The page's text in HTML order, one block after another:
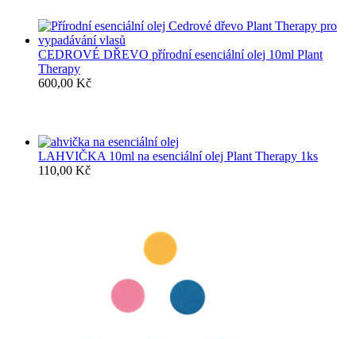
CEDROVÉ DŘEVO přírodní esenciální olej 10ml Plant
Therapy
600,00 Kč
LAHVIČKA 10ml na esenciální olej Plant Therapy 1ks
110,00 Kč